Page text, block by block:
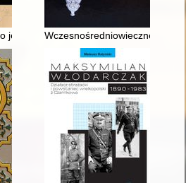
jelenia : rzecz o Marianie Ośniałowskim
Wczesnośredniowieczne